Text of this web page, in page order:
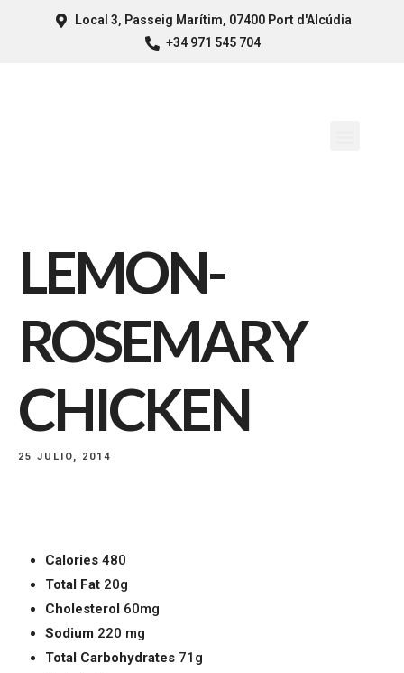
Local 3, Passeig Marítim, 07400 Port d'Alcúdia
+34 971 545 704
LEMON-
ROSEMARY
CHICKEN
25 JULIO, 2014
Calories 480
Total Fat 20g
Cholesterol 60mg
Sodium 220 mg
Total Carbohydrates 71g